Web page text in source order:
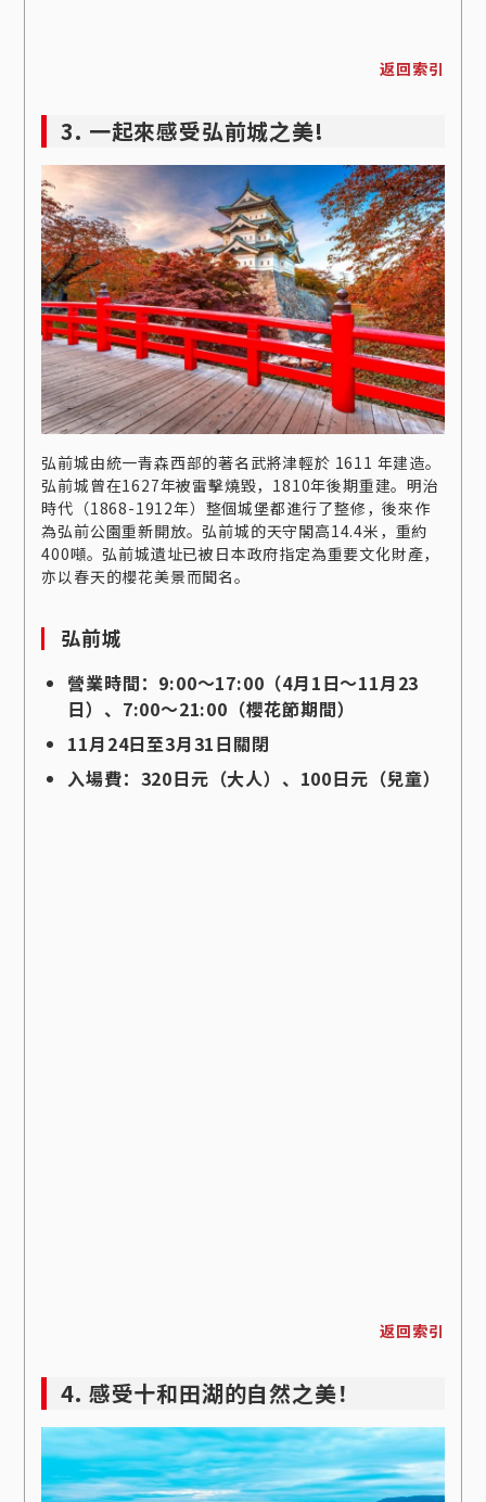
返回索引
3. 一起來感受弘前城之美!
弘前城由統一青森西部的著名武將津輕於 1611 年建造。
弘前城曾在1627年被雷擊燒毀，1810年後期重建。明治
時代（1868-1912年）整個城堡都進行了整修，後來作
為弘前公園重新開放。弘前城的天守閣高14.4米，重約
400噸。弘前城遺址已被日本政府指定為重要文化財產，
亦以春天的櫻花美景而聞名。
弘前城
營業時間：9:00～17:00（4月1日～11月23
日）、7:00～21:00（櫻花節期間）
11月24日至3月31日關閉
入場費：320日元（大人）、100日元（兒童）
返回索引
4. 感受十和田湖的自然之美！